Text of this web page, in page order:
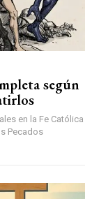
según
en la Fe Católica
Pecados